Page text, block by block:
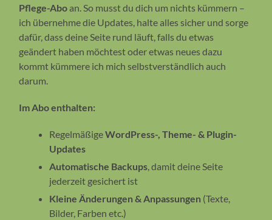
Pflege-Aboan. So musst du dich um nichts kümmern –
ich übernehme die Updates, halte alles sicher und sorge
dafür, dass deine Seite rund läuft, falls du etwas
geändert haben möchtest oder etwas neues dazu
kommt kümmere ich mich selbstverständlich auch
darum.
Im Abo enthalten:
RegelmäßigeWordPress-, Theme- & Plugin-
Updates
Automatische Backups, damit deine Seite
jederzeit gesichert ist
Kleine Änderungen & Anpassungen (Texte,
Bilder, Farben etc.)